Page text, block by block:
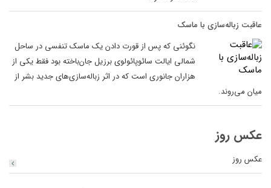
عاقبت زباله‌سازی با ماسک
نگوئنی که پس از قورت دادن یک ماسک تنفسی در ساحل
شمالی ایالت سائوپائولوی برزیل جان‌باخته بود فقط یکی از
هزاران جانوری است که در اثر زباله‌سازی‌های جدید بشر از
میان می‌روند.
عکس روز
عکس روز